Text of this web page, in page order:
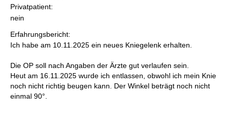
Privatpatient:
nein
Erfahrungsbericht:
Ich habe am 10.11.2025 ein neues Kniegelenk erhalten.
Die OP soll nach Angaben der Ärzte gut verlaufen sein.
Heut am 16.11.2025 wurde ich entlassen, obwohl ich mein Knie
noch nicht richtig beugen kann. Der Winkel beträgt noch nicht
einmal 90°.